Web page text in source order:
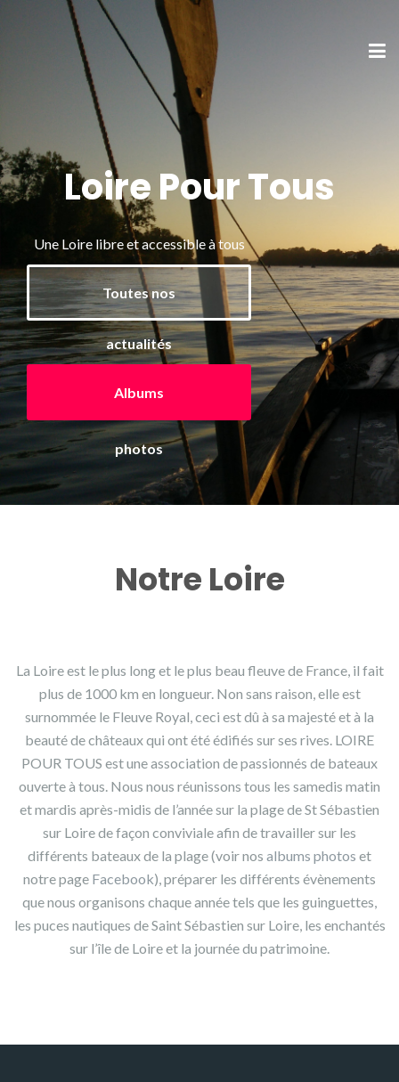
Loire Pour Tous
Une Loire libre et accessible à tous
Toutes nos
actualités
Albums
photos
Notre Loire
La Loire est le plus long et le plus beau fleuve de France, il fait
plus de 1000 km en longueur. Non sans raison, elle est
surnommée le Fleuve Royal, ceci est dû à sa majesté et à la
beauté de châteaux qui ont été édifiés sur ses rives. LOIRE
POUR TOUS est une association de passionnés de bateaux
ouverte à tous. Nous nous réunissons tous les samedis matin
et mardis après-midis de l’année sur la plage de St Sébastien
sur Loire de façon conviviale afin de travailler sur les
différents bateaux de la plage (voir nos albums photos et
notre page Facebook), préparer les différents évènements
que nous organisons chaque année tels que les guinguettes,
les puces nautiques de Saint Sébastien sur Loire, les enchantés
sur l’île de Loire et la journée du patrimoine.